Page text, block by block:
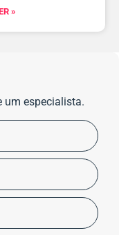
»
um especialista.